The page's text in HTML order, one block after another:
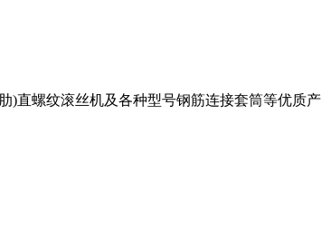
)直螺纹滚丝机及各种型号钢筋连接套筒等优质产